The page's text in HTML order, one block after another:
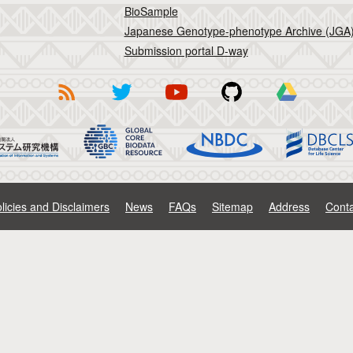
BioSample
Japanese Genotype-phenotype Archive
Submission portal D-way
and Disclaimers News FAQs Sitemap Address